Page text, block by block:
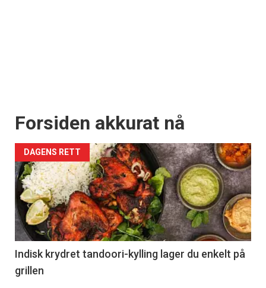
Forsiden akkurat nå
DAGENS RETT
Indisk krydret tandoori-kylling lager du enkelt på
grillen